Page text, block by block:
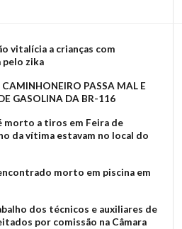
vitalícia a crianças com
pelo zika
PASSA MAL E
GASOLINA DA BR-116
morto a tiros em Feira de
da vítima estavam no local do
morto em piscina em
dos técnicos e auxiliares de
por comissão na Câmara